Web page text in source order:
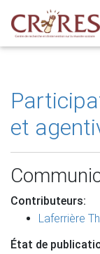
et
Contributeurs:
Laferrière
État de